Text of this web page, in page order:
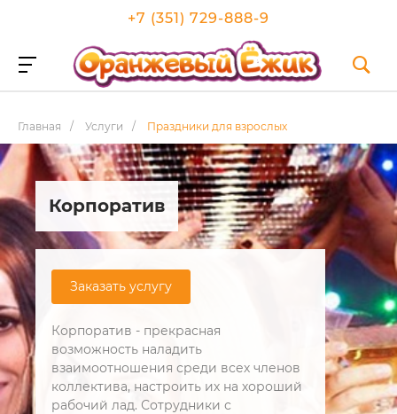
+7 (351) 729-888-9
Главная / Услуги / Праздники для взрослых
Корпоратив
Заказать услугу
Корпоратив - прекрасная
возможность наладить
взаимоотношения среди всех членов
коллектива, настроить их на хороший
рабочий лад. Сотрудники с